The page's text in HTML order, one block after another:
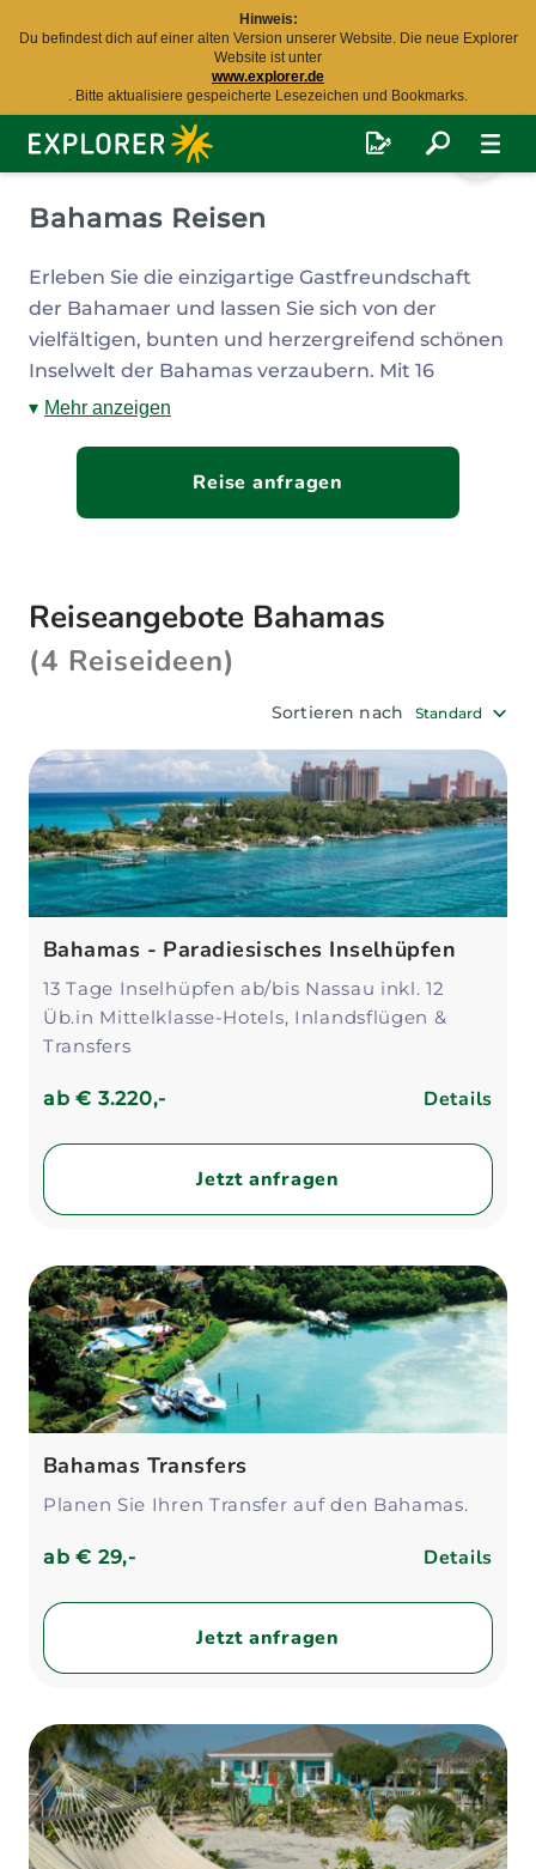
Hinweis:
Du befindest dich auf einer alten Version unserer Website. Die neue Explorer
Website ist unter
www.explorer.de
. Bitte aktualisiere gespeicherte Lesezeichen und Bookmarks.
Explorer
Fernreisen
Bahamas Reisen
Erleben Sie die einzigartige Gastfreundschaft
der Bahamaer und lassen Sie sich von der
vielfältigen, bunten und herzergreifend schönen
Inselwelt der Bahamas verzaubern. Mit 16
Hauptinseln und Hunderten kleinerer Inseln sind
zu den Out Islands. Um die beeindruckende
Vielfalt des Archipels voll auszuschöpfen,
Unsere Reiseexperten stehen Ihnen gerne zur
Seite, um Ihrenindividuellen und
unvergesslichen Urlaub auf den Bahamas
Mehr anzeigen
Reise anfragen
Reiseangebote Bahamas
(4 Reiseideen)
Sortieren nach Standard
Bahamas - Paradiesisches Inselhüpfen
13 Tage Inselhüpfen ab/bis Nassau inkl. 12
Üb.in Mittelklasse-Hotels, Inlandsflügen &
Transfers
ab€ 3.220,- Details
Jetzt anfragen
Bahamas Transfers
Planen Sie Ihren Transfer auf den Bahamas.
ab€ 29,- Details
Jetzt anfragen